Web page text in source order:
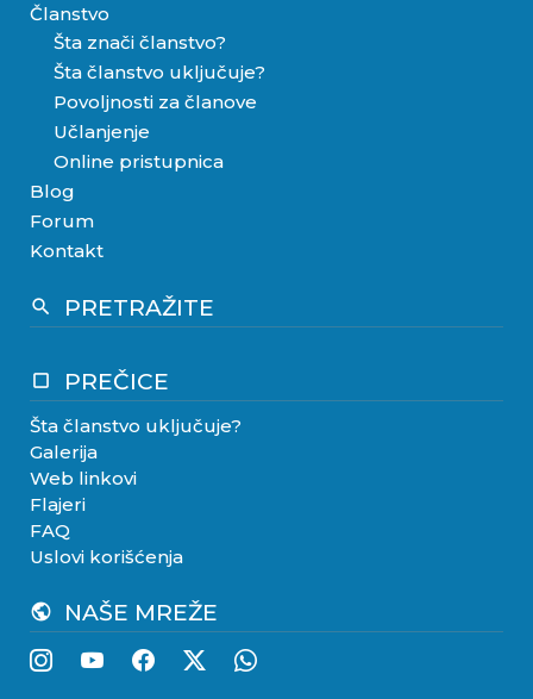
Članstvo
Šta znači članstvo?
Šta članstvo uključuje?
Povoljnosti za članove
Učlanjenje
Online pristupnica
Blog
Forum
Kontakt
search PRETRAŽITE
crop_square PREČICE
Šta članstvo uključuje?
Galerija
Web linkovi
Flajeri
FAQ
Uslovi korišćenja
public NAŠE MREŽE